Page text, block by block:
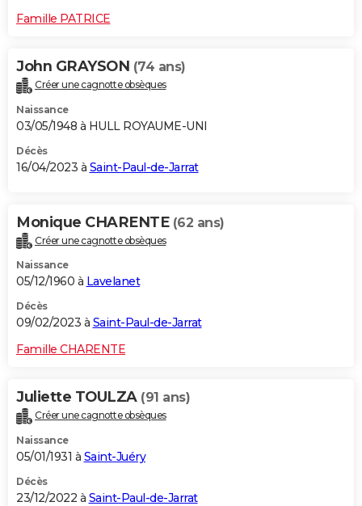
Famille PATRICE
John GRAYSON (74 ans)
Créer une cagnotte obsèques
Naissance
03/05/1948 à HULL ROYAUME-UNI
Décès
16/04/2023 à Saint-Paul-de-Jarrat
Monique CHARENTE (62 ans)
Créer une cagnotte obsèques
Naissance
05/12/1960 à Lavelanet
Décès
09/02/2023 à Saint-Paul-de-Jarrat
Famille CHARENTE
Juliette TOULZA (91 ans)
Créer une cagnotte obsèques
Naissance
05/01/1931 à Saint-Juéry
Décès
23/12/2022 à Saint-Paul-de-Jarrat